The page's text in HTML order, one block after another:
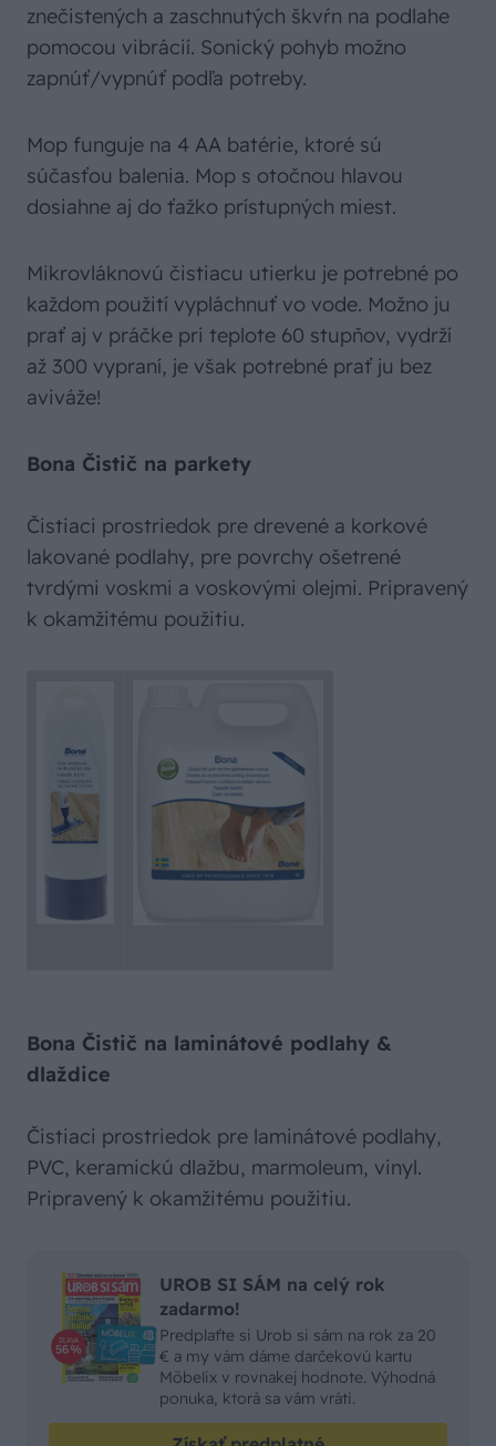
znečistených a zaschnutých škvŕn na podlahe
pomocou vibrácií. Sonický pohyb možno
zapnúť/vypnúť podľa potreby.
Mop funguje na 4 AA batérie, ktoré sú
súčasťou balenia. Mop s otočnou hlavou
dosiahne aj do ťažko prístupných miest.
Mikrovláknovú čistiacu utierku je potrebné po
každom použití vypláchnuť vo vode. Možno ju
prať aj v práčke pri teplote 60 stupňov, vydrží
až 300 vypraní, je však potrebné prať ju bez
aviváže!
Bona Čistič na parkety
Čistiaci prostriedok pre drevené a korkové
lakované podlahy, pre povrchy ošetrené
tvrdými voskmi a voskovými olejmi. Pripravený
k okamžitému použitiu.
Bona Čistič na laminátové podlahy &
dlaždice
Čistiaci prostriedok pre laminátové podlahy,
PVC, keramickú dlažbu, marmoleum, vinyl.
Pripravený k okamžitému použitiu.
UROB SI SÁM na celý rok
zadarmo!
Predplaťte si Urob si sám na rok za 20
€ a my vám dáme darčekovú kartu
Möbelix v rovnakej hodnote. Výhodná
ponuka, ktorá sa vám vráti.